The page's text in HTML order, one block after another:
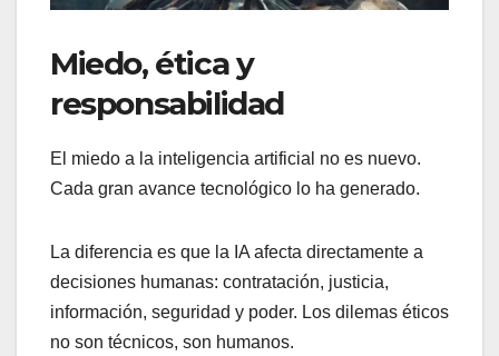
Miedo, ética y
responsabilidad
El miedo a la inteligencia artificial no es nuevo.
Cada gran avance tecnológico lo ha generado.
La diferencia es que la IA afecta directamente a
decisiones humanas: contratación, justicia,
información, seguridad y poder. Los dilemas éticos
no son técnicos, son humanos.